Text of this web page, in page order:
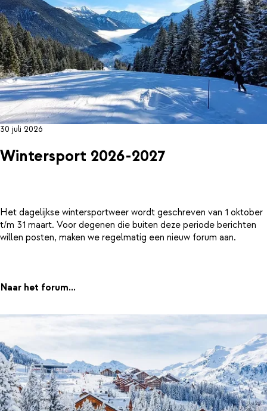
30 juli 2026
Wintersport 2026-2027
Het dagelijkse wintersportweer wordt geschreven van 1 oktober
t/m 31 maart. Voor degenen die buiten deze periode berichten
willen posten, maken we regelmatig een nieuw forum aan.
Naar het forum...